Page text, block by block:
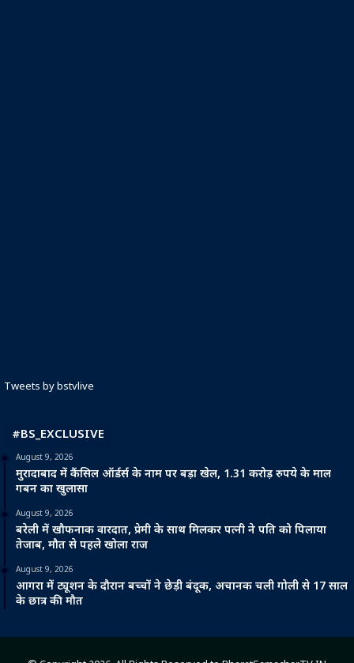
Tweets by bstvlive
#BS_EXCLUSIVE
August 9, 2026
मुरादाबाद में कैंसिल ऑर्डर्स के नाम पर बड़ा खेल, 1.31 करोड़ रुपये के माल
गबन का खुलासा
August 9, 2026
बरेली में खौफनाक वारदात, प्रेमी के साथ मिलकर पत्नी ने पति को पिलाया
तेजाब, मौत से पहले खोला राज
August 9, 2026
आगरा में ट्यूशन के दौरान बच्चों ने छेड़ी बंदूक, अचानक चली गोली से 17 साल
के छात्र की मौत